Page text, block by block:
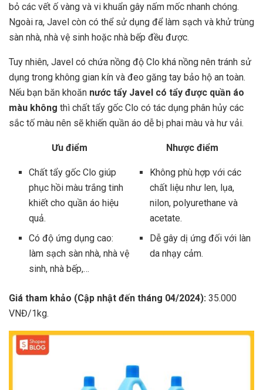
bỏ các vết ố vàng và vi khuẩn gây nấm mốc nhanh chóng.
Ngoài ra, Javel còn có thể sử dụng để làm sạch và khử trùng
sàn nhà, nhà vệ sinh hoặc nhà bếp đều được.
Tuy nhiên, Javel có chứa nồng độ Clo khá nồng nên tránh sử
dụng trong không gian kín và đeo găng tay bảo hộ an toàn.
Nếu bạn băn khoăn nước tẩy Javel có tẩy được quần áo
màu không thì chất tẩy gốc Clo có tác dụng phân hủy các
sắc tố màu nên sẽ khiến quần áo dễ bị phai màu và hư vải.
Ưu điểm Nhược điểm
Chất tẩy gốc Clo giúp
phục hồi màu trắng tinh
khiết cho quần áo hiệu
quả.
Có độ ứng dụng cao:
làm sạch sàn nhà, nhà vệ
sinh, nhà bếp,…
Không phù hợp với các
chất liệu như len, lụa,
nilon, polyurethane và
acetate.
Dễ gây dị ứng đối với làn
da nhạy cảm.
Giá tham khảo (Cập nhật đến tháng 04/2024): 35.000
VNĐ/1kg.